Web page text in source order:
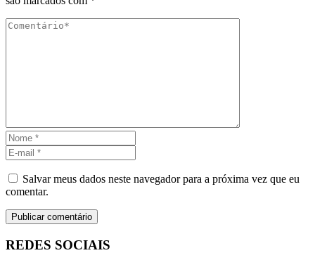
Salvar meus dados neste navegador para a próxima vez que eu
comentar.
REDES SOCIAIS